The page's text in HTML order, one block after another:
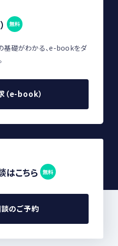
無料
基礎がわかる、e-bookをダ
（e-book）
はこちら 無料
のご予約